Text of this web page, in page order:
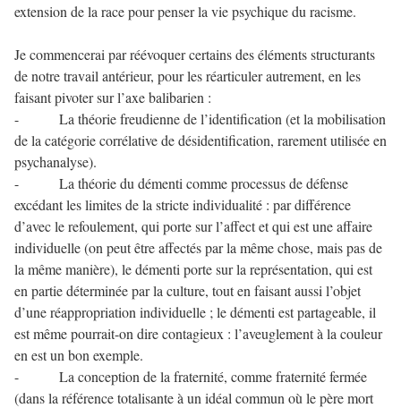
extension de la race pour penser la vie psychique du racisme.
Je commencerai par réévoquer certains des éléments structurants
de notre travail antérieur, pour les réarticuler autrement, en les
faisant pivoter sur l’axe balibarien :
- La théorie freudienne de l’identification (et la mobilisation
de la catégorie corrélative de désidentification, rarement utilisée en
psychanalyse).
- La théorie du démenti comme processus de défense
excédant les limites de la stricte individualité : par différence
d’avec le refoulement, qui porte sur l’affect et qui est une affaire
individuelle (on peut être affectés par la même chose, mais pas de
la même manière), le démenti porte sur la représentation, qui est
en partie déterminée par la culture, tout en faisant aussi l’objet
d’une réappropriation individuelle ; le démenti est partageable, il
est même pourrait-on dire contagieux : l’aveuglement à la couleur
en est un bon exemple.
- La conception de la fraternité, comme fraternité fermée
(dans la référence totalisante à un idéal commun où le père mort